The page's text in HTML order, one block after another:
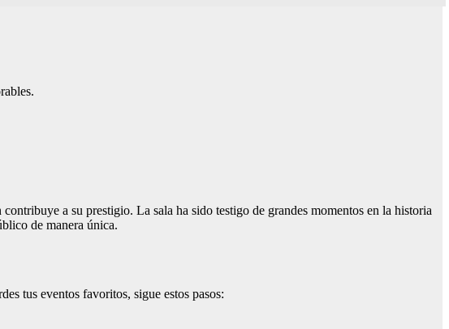
a su prestigio. La sala ha sido testigo de grandes momentos en la historia
de manera única.
tus eventos favoritos, sigue estos pasos: